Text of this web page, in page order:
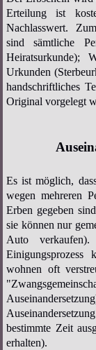
Erteilung ist
Nachlasswert.
sind sämtliche
Heiratsurkunde);
Urkunden
handschriftliches
Original vorgelegt
Es ist möglich,
wegen mehreren
Erben gegeben
sie können nur
Auto
wohnen oft
bestimmte Zeit
erhalten).